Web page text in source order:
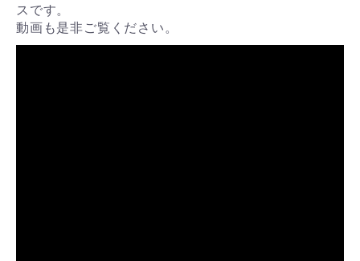
スです。
動画も是非ご覧ください。